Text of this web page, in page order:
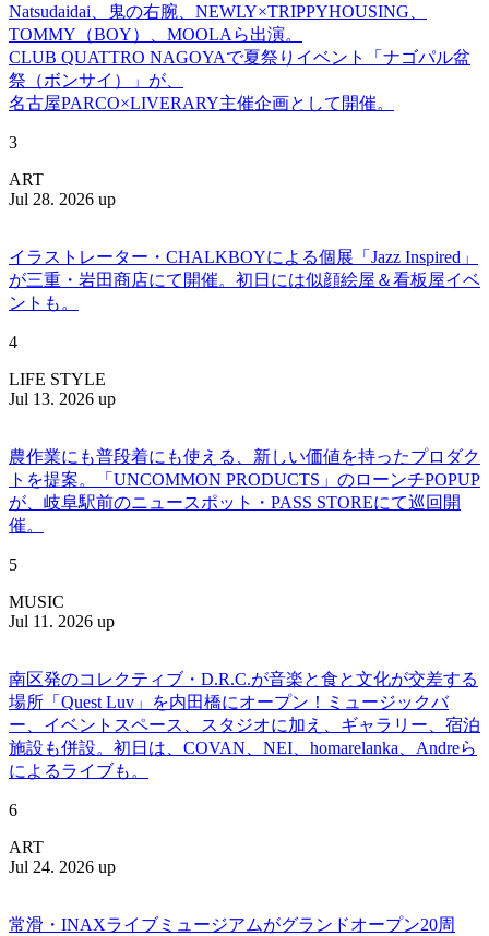
Natsudaidai、鬼の右腕、NEWLY×TRIPPYHOUSING、
TOMMY（BOY）、MOOLAら出演。
CLUB QUATTRO NAGOYAで夏祭りイベント「ナゴパル盆
祭（ボンサイ）」が、
名古屋PARCO×LIVERARY主催企画として開催。
3
ART
Jul 28. 2026 up
イラストレーター・CHALKBOYによる個展「Jazz Inspired」
が三重・岩田商店にて開催。初日には似顔絵屋＆看板屋イベ
ントも。
4
LIFE STYLE
Jul 13. 2026 up
農作業にも普段着にも使える、新しい価値を持ったプロダク
トを提案。「UNCOMMON PRODUCTS」のローンチPOPUP
が、岐阜駅前のニュースポット・PASS STOREにて巡回開
催。
5
MUSIC
Jul 11. 2026 up
南区発のコレクティブ・D.R.C.が⾳楽と⾷と⽂化が交差する
場所「Quest Luv」を内田橋にオープン！ミュージックバ
ー、イベントスペース、スタジオに加え、ギャラリー、宿泊
施設も併設。初日は、COVAN、NEI、homarelanka、Andreら
によるライブも。
6
ART
Jul 24. 2026 up
常滑・INAXライブミュージアムがグランドオープン20周